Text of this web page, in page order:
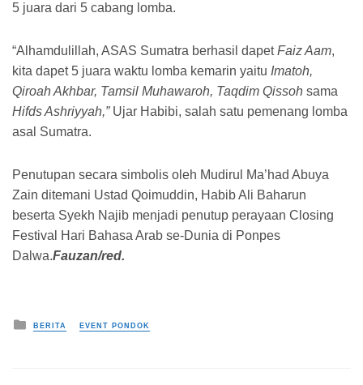
5 juara dari 5 cabang lomba.
“Alhamdulillah, ASAS Sumatra berhasil dapetFaiz Aam,
kita dapet 5 juara waktu lomba kemarin yaitu Imatoh,
Qiroah Akhbar, Tamsil Muhawaroh, Taqdim Qissoh sama
Hifds Ashriyyah,” Ujar Habibi, salah satu pemenang lomba
asal Sumatra.
Penutupan secara simbolis oleh Mudirul Ma’had Abuya
Zain ditemani Ustad Qoimuddin, Habib Ali Baharun
beserta Syekh Najib menjadi penutup perayaan Closing
Festival Hari Bahasa Arab se-Dunia di Ponpes
Dalwa.Fauzan/red.
Posted in
BERITA EVENT PONDOK